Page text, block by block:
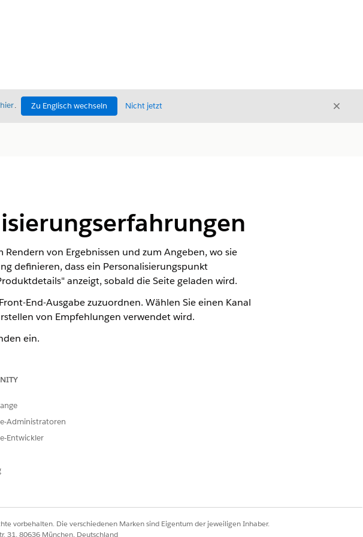
hier. Zu Englisch wechseln Nicht jetzt
von Ergebnissen und zum Angeben, wo sie
definieren, dass ein Personalisierungspunkt
anzeigt, sobald die Seite geladen wird.
End-Ausgabe zuzuordnen. Wählen Sie einen Kanal
von Empfehlungen verwendet wird.
ein.
das Wanderschuhe bewirbt.
Entscheidungen für bestimmte Benutzer
oder deaktivieren.
Inhalte wie ein Hero-Banner oder ein Produktkarussell
Administratoren
Entwickler
vorbehalten. Die verschiedenen Marken sind Eigentum der jeweiligen Inhaber.
31, 80636 München, Deutschland